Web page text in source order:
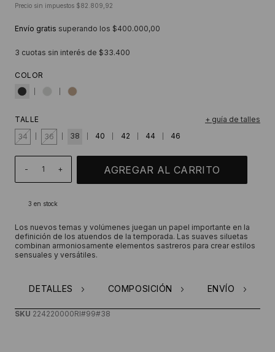
Precio sin impuestos $82.809,92
Envío gratis superando los $400.000,00
3 cuotas sin interés de $33.400
COLOR
TALLE
+ guía de talles
34
36 38 40 42 44 46
- +
3 en stock
Los nuevos temas y volúmenes juegan un papel importante en la
definición de los atuendos de la temporada. Las suaves siluetas
combinan armoniosamente elementos sastreros para crear estilos
sensuales y versátiles.
DETALLES COMPOSICIÓN ENVÍO
SKU 224220000RI#99#38